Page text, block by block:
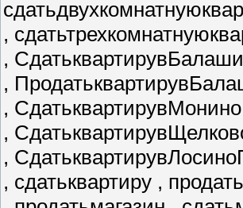
,
,
,
,
,
,
, сдатьквартиру ,